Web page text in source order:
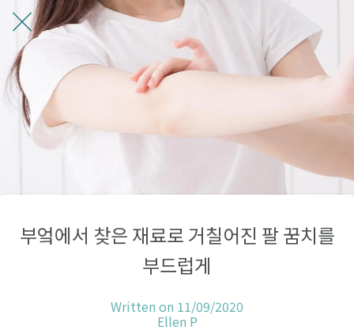
부엌에서 찾은 재료로 거칠어진 팔 꿈치를
부드럽게
Written on 11/09/2020
Ellen P